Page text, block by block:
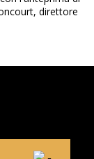
direttore